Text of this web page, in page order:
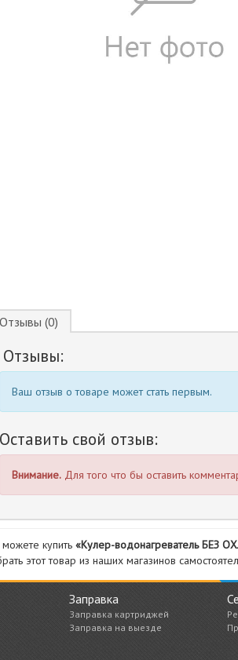
Отзывы (0)
Отзывы:
Ваш отзыв о товаре может стать первым.
Оставить свой отзыв:
Внимание.Для того что бы оставить
купить «Кулер-водонагреватель БЕЗ
этот товар из наших магазинов
Заправка
Заправка картриджей
Заправка на выезде